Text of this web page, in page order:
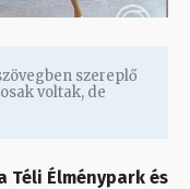
szereplő
voltak, de
Téli Élménypark és